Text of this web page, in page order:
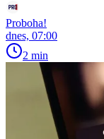
Proboha!
dnes, 07:00
2 min